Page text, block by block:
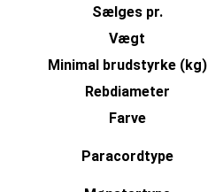
Sælges pr.
Vægt
Minimal brudstyrke (kg)
Rebdiameter
Farve
Paracordtype